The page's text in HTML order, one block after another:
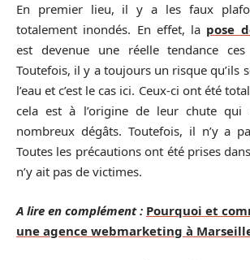
En premier lieu, il y a les faux
totalement inondés. En effet, la pose
est devenue une réelle tendance
Toutefois, il y a toujours un risque qu’ils
l’eau et c’est le cas ici. Ceux-ci ont été
cela est à l’origine de leur chute qui
nombreux dégâts. Toutefois, il n’y a
Toutes les précautions ont été prises
n’y ait pas de victimes.
A lire en complément : Pourquoi et
une agence webmarketing à